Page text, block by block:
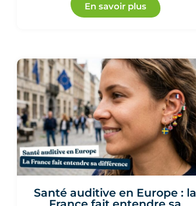
En savoir plus
Santé auditive en Europe : la